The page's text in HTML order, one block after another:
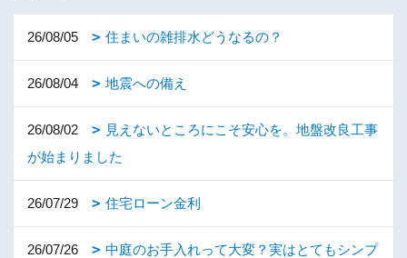
26/08/05 住まいの雑排水どうなるの？
26/08/04 地震への備え
26/08/02
見えないところにこそ安心を。地盤改良工事
が始まりました
26/07/29 住宅ローン金利
26/07/26
中庭のお手入れって大変？実はとてもシンプ